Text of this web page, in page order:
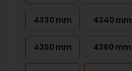
4330 mm 4340 mm
4350 mm 4360 mm